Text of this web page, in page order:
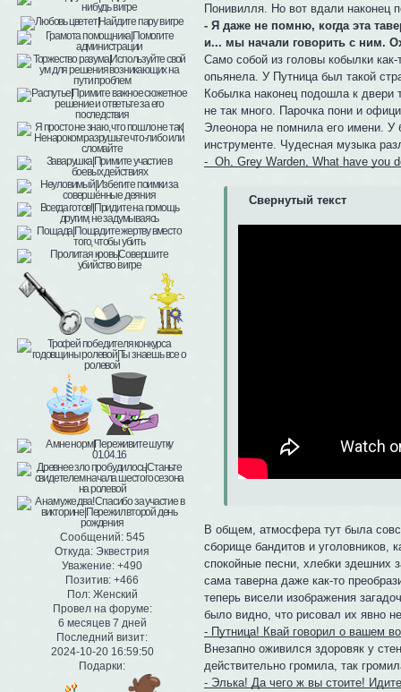
Сообщений:545
Откуда: Эквестрия
Уважение: +490
Позитив: +466
Пол:Женский
Провел на форуме:
6 месяцев 7 дней
Последний визит:
2024-10-20 16:59:50
Подарки:
Понивилля. Но вот вдали наконец
- Я даже не помню, когда эта
и... мы начали говорить с ним.
Само собой из головы кобылки
опьянела. У Путница был такой
Кобылка наконец подошла к двери
не так много. Парочка пони и
Элеонора не помнила его имени. У
инструменте. Чудесная музыка
- Oh, Grey Warden, What have you
Свернутый текст
В общем, атмосфера тут была
сборище бандитов и уголовников,
спокойные песни, хлебки здешних
сама таверна даже как-то
теперь висели изображения
было видно, что рисовал их явно
- Путница! Квай говорил о вашем
Внезапно оживился здоровяк у
действительно громила, так
- Элька! Да чего ж вы стоите!